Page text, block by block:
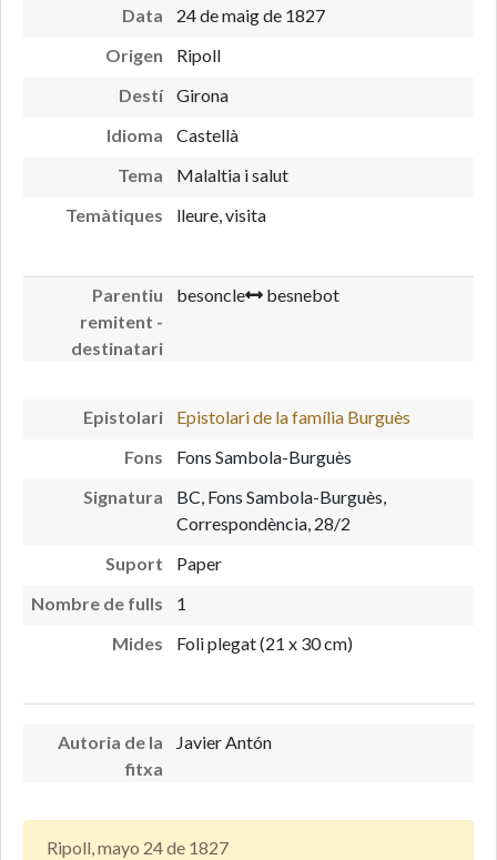
Data
24 de maig de 1827
Origen
Ripoll
Destí
Girona
Idioma
Castellà
Tema
Malaltia i salut
Temàtiques
lleure, visita
Parentiu
remitent -
destinatari
besoncle besnebot
Epistolari
Epistolari de la família Burguès
Fons
Fons Sambola-Burguès
Signatura
BC, Fons Sambola-Burguès,
Correspondència, 28/2
Suport
Paper
Nombre de fulls
1
Mides
Foli plegat (21 x 30 cm)
Autoria de la
fitxa
Javier Antón
Ripoll, mayo 24 de 1827